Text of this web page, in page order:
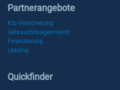
Partnerangebote
Kfz-Versicherung
Gebrauchtwagenmarkt
Finanzierung
Leasing
Quickfinder